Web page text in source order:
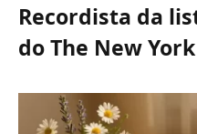
Recordista da
do The New